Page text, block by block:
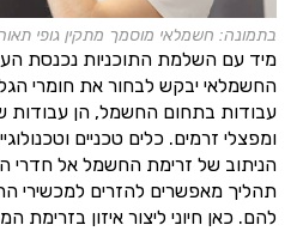
בתמונה: חשמלאי מוסמך מתקין גופי
מיד עם השלמת התוכניות נכנסת
החשמלאי יבקש לבחור את חומרי
עבודות בתחום החשמל, הן עבודות
ומפצלי זרמים. כלים טכניים
הניתוב של זרימת החשמל אל חדרי
תהליך מאפשרים להזרים
להם. כאן חיוני ליצור איזון